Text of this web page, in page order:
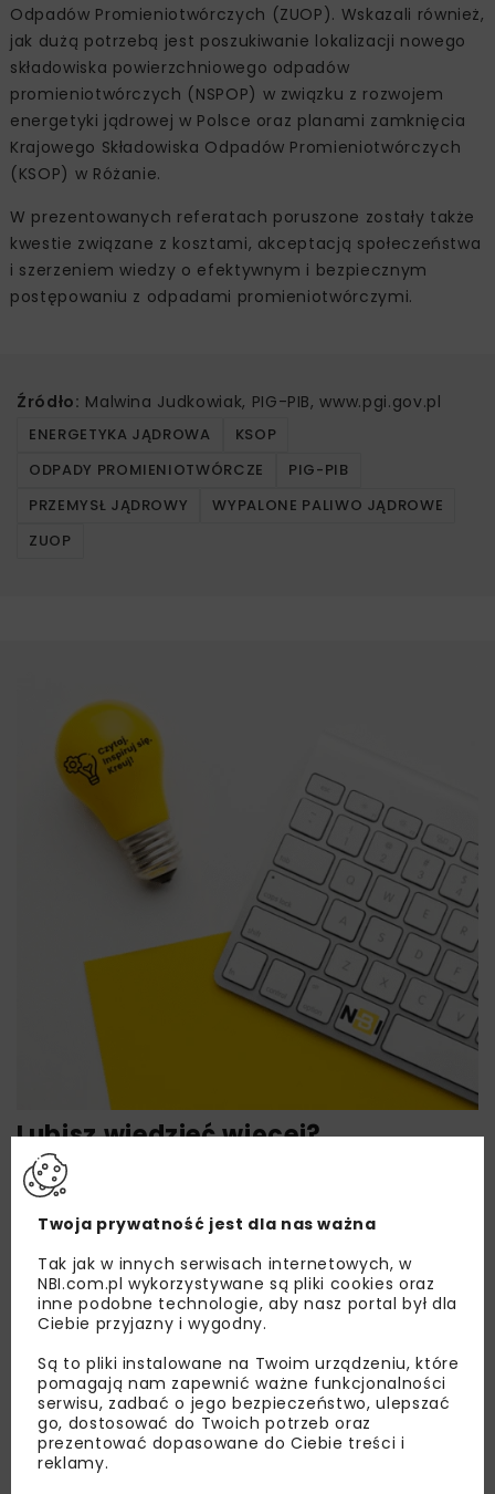
Odpadów Promieniotwórczych (ZUOP). Wskazali również,
jak dużą potrzebą jest poszukiwanie lokalizacji nowego
składowiska powierzchniowego odpadów
promieniotwórczych (NSPOP) w związku z rozwojem
energetyki jądrowej w Polsce oraz planami zamknięcia
Krajowego Składowiska Odpadów Promieniotwórczych
(KSOP) w Różanie.
W prezentowanych referatach poruszone zostały także
kwestie związane z kosztami, akceptacją społeczeństwa
i szerzeniem wiedzy o efektywnym i bezpiecznym
postępowaniu z odpadami promieniotwórczymi.
Źródło: Malwina Judkowiak, PIG-PIB, www.pgi.gov.pl
ENERGETYKA JĄDROWA
KSOP
ODPADY PROMIENIOTWÓRCZE
PIG-PIB
PRZEMYSŁ JĄDROWY
WYPALONE PALIWO JĄDROWE
ZUOP
Lubisz wiedzieć więcej?
Zapisz się do newslettera aby otrzymywać od
nas najlepsze informacje branżowe,
zaproszenia na wydarzenia, atrakcyjne oferty i
dedykowane akcje specjalne.
Zapoznałam/em się zPolityką Prywatnościi
Regulaminem oraz wyrażam zgodę na otrzymywanie na
podany przeze mnie adres e-mail korespondencji
handlowej w postaci newslettera.
Twoja prywatność jest dla nas ważna
Tak jak w innych serwisach internetowych, w
NBI.com.pl wykorzystywane są pliki cookies oraz
inne podobne technologie, aby nasz portal był dla
Ciebie przyjazny i wygodny.
Są to pliki instalowane na Twoim urządzeniu, które
pomagają nam zapewnić ważne funkcjonalności
serwisu, zadbać o jego bezpieczeństwo, ulepszać
go, dostosować do Twoich potrzeb oraz
prezentować dopasowane do Ciebie treści i
reklamy.